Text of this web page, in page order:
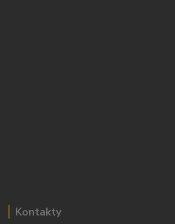
Kontakty